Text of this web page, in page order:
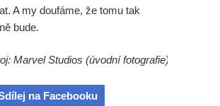
A my doufáme, že tomu tak
bude.
Marvel Studios (úvodní fotografie)
na Facebooku